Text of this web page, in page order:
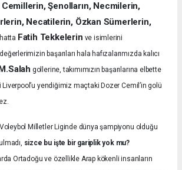
Şenolların, Necmilerin,
Necatilerin, Özkan Sümerlerin,
hatta Fatih Tekkelerin ve isimlerini
başarıları hala hafızalarımızda kalıcı
gollerine, takımımızın başarılarına elbette
yendiğimiz maçtaki Dozer Cemil’in golü
Voleybol Milletler Liginde dünya şampiyonu olduğu
sizce bu işte bir gariplik yok mu?
Ortadoğu ve özellikle Arap kökenli insanların